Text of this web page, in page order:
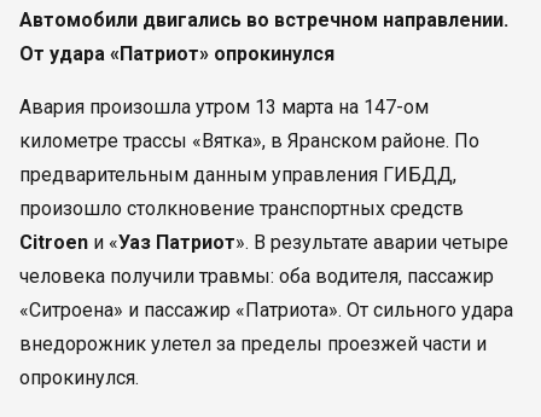
Автомобили двигались во встречном направлении.
От удара «Патриот» опрокинулся
Авария произошла утром 13 марта на 147-ом
километре трассы «Вятка», в Яранском районе. По
предварительным данным управления ГИБДД,
произошло столкновение транспортных средств
Citroen и «Уаз Патриот». В результате аварии четыре
человека получили травмы: оба водителя, пассажир
«Ситроена» и пассажир «Патриота». От сильного удара
внедорожник улетел за пределы проезжей части и
опрокинулся.